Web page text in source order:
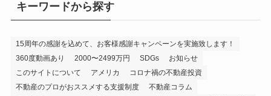
キーワードから探す
15周年の感謝を込めて、お客様感謝キャンペーンを実施致します！
360度動画あり
2000〜2499万円 SDGs
お知らせ
このサイトについて
アメリカ
コロナ禍の不動産投資
不動産のプロがおススメする支援制度
不動産コラム